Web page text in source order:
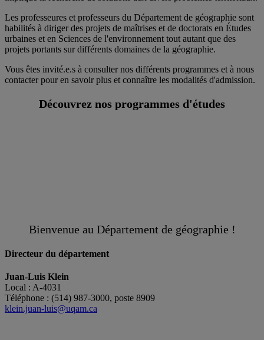
Les professeures et professeurs du Département de géographie sont
habilités à diriger des projets de maîtrises et de doctorats en Études
urbaines et en Sciences de l'environnement tout autant que des
projets portants sur différents domaines de la géographie.
Vous êtes invité.e.s à consulter nos différents programmes et à nous
contacter pour en savoir plus et connaître les modalités d'admission.
Découvrez nos programmes d'études
Bienvenue au Département de géographie !
Directeur du département
Juan-Luis Klein
Local : A-4031
Téléphone : (514) 987-3000, poste 8909
klein.juan-luis@uqam.ca